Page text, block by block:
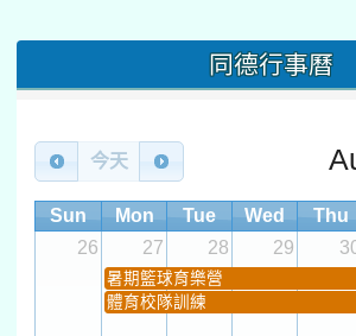
同德行事曆
今天
Sun Mon Tue Wed Thu
26
27 28 29
暑期籃球育樂營
體育校隊訓練